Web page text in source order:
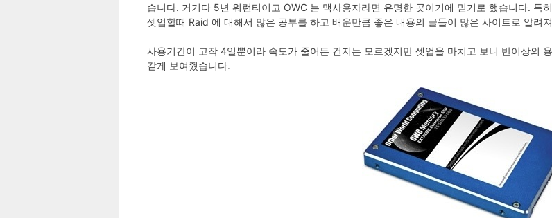
습니다. 거기다 5년 워런티이고 OWC 는 맥사용자라면 유명한 곳이기에 믿기로 했습니다.
셋업할때 Raid 에 대해서 많은 공부를 하고 배운만큼 좋은 내용의 글들이 많은 사이트로 알려
사용기간이 고작 4일뿐이라 속도가 줄어든 건지는 모르겠지만 셋업을 마치고 보니 반이상의
같게 보여줬습니다.